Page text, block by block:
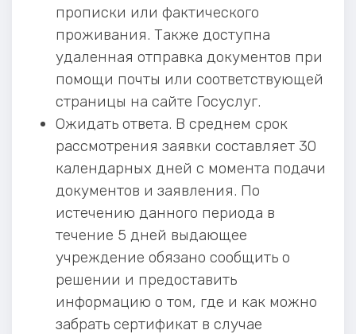
прописки или фактического
проживания. Также доступна
удаленная отправка документов при
помощи почты или соответствующей
страницы на сайте Госуслуг.
Ожидать ответа. В среднем срок
рассмотрения заявки составляет 30
календарных дней с момента подачи
документов и заявления. По
истечению данного периода в
течение 5 дней выдающее
учреждение обязано сообщить о
решении и предоставить
информацию о том, где и как можно
забрать сертификат в случае